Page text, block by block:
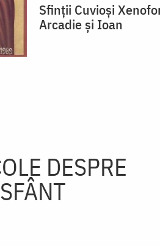
Sfinții Cuvioși
Arcadie și Ioan
DESPRE
SFÂNT